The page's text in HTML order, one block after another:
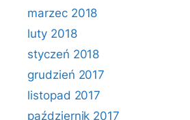
marzec 2018
luty 2018
styczeń 2018
grudzień 2017
listopad 2017
październik 2017